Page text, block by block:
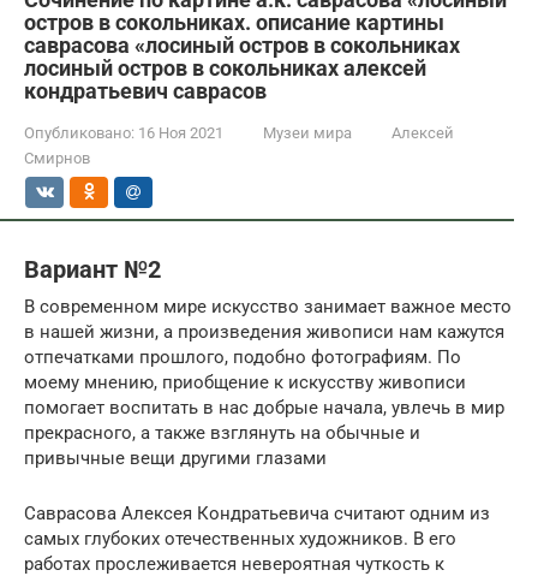
остров в сокольниках. описание картины
саврасова «лосиный остров в сокольниках
лосиный остров в сокольниках алексей
кондратьевич саврасов
Опубликовано: 16 Ноя 2021 Музеи мира
Алексей
Смирнов
Вариант №2
В современном мире искусство занимает важное место
в нашей жизни, а произведения живописи нам кажутся
отпечатками прошлого, подобно фотографиям. По
моему мнению, приобщение к искусству живописи
помогает воспитать в нас добрые начала, увлечь в мир
прекрасного, а также взглянуть на обычные и
привычные вещи другими глазами
Саврасова Алексея Кондратьевича считают одним из
самых глубоких отечественных художников. В его
работах прослеживается невероятная чуткость к